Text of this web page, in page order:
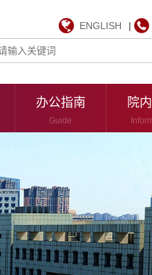
ENGLISH |
办公指南
Guide
院